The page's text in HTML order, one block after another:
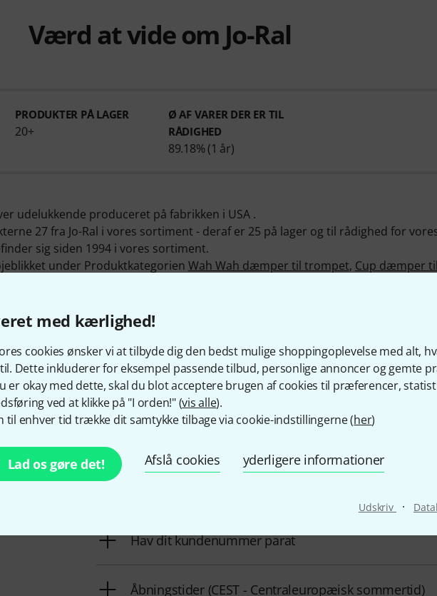
med kærlighed!
cookies ønsker vi at tilbyde dig den bedst mulige shoppingoplevelse med alt,
Dette inkluderer for eksempel passende tilbud, personlige annoncer og gemte
er okay med dette, skal du blot acceptere brugen af cookies til præferencer,
ved at klikke på "I orden!" (vis alle).
til enhver tid trække dit samtykke tilbage via cookie-indstillingerne (her)
Lad os gøre det! Afslå cookies yderligere informationer
Udskriv ·
Værd at vide om Jo-Ral
PRODUKTER PÅ LAGER
20+
Ø AF VARER DER ER TIL
RÅDIGHED
89.18% (1 år)
udelukkende produceret på fabrikken i USA .
27 fra Jo-Ral i vores sortiment - deraf er 25 på lager og til rådighed for
sig siden 1994 i vores sortiment.
under Produktkategorien Wah Wah dæmper til trompet, Cup dæmper til
produkter fra Jo-Ral vores eksklusive 30-dages-penge garanti, 3 års garanti og
fagfolk, reperaturservice og meget mere.
om producenten påhttp://jo-ral.com
Sådan kontakter du os
Vores kundeservice står klar til at hjælpe, hvis du har
Hav dit kundenummer parat
Åbningstider (CEST - Centraleuropæisk sommertid)